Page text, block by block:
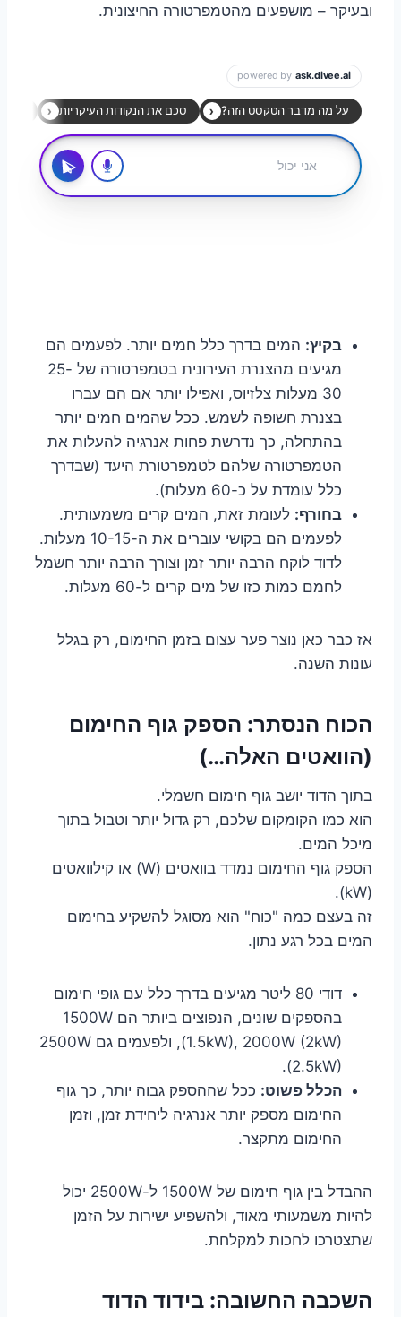
ובעיקר – מושפעים מהטמפרטורה החיצונית.
בקיץ: המים בדרך כלל חמים יותר. לפעמים הם
מגיעים מהצנרת העירונית בטמפרטורה של 25-
30 מעלות צלזיוס, ואפילו יותר אם הם עברו
בצנרת חשופה לשמש. ככל שהמים חמים יותר
בהתחלה, כך נדרשת פחות אנרגיה להעלות את
הטמפרטורה שלהם לטמפרטורת היעד (שבדרך
כלל עומדת על כ-60 מעלות).
בחורף: לעומת זאת, המים קרים משמעותית.
לפעמים הם בקושי עוברים את ה-10-15 מעלות.
לדוד לוקח הרבה יותר זמן וצורך הרבה יותר חשמל
לחמם כמות כזו של מים קרים ל-60 מעלות.
אז כבר כאן נוצר פער עצום בזמן החימום, רק בגלל
עונות השנה.
הכוח הנסתר: הספק גוף החימום
(הוואטים האלה…)
בתוך הדוד יושב גוף חימום חשמלי.
הוא כמו הקומקום שלכם, רק גדול יותר וטבול בתוך
מיכל המים.
הספק גוף החימום נמדד בוואטים (W) או קילוואטים
(kW).
זה בעצם כמה "כוח" הוא מסוגל להשקיע בחימום
המים בכל רגע נתון.
דודי 80 ליטר מגיעים בדרך כלל עם גופי חימום
בהספקים שונים, הנפוצים ביותר הם 1500W
(1.5kW), 2000W (2kW), ולפעמים גם 2500W
(2.5kW).
הכלל פשוט: ככל שההספק גבוה יותר, כך גוף
החימום מספק יותר אנרגיה ליחידת זמן, וזמן
החימום מתקצר.
ההבדל בין גוף חימום של 1500W ל-2500W יכול
להיות משמעותי מאוד, ולהשפיע ישירות על הזמן
שתצטרכו לחכות למקלחת.
השכבה החשובה: בידוד הדוד